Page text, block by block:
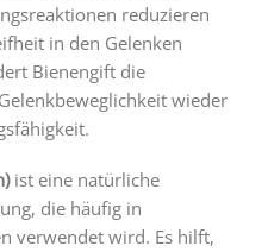
reduzieren
in den Gelenken
Bienengift die
wieder
ist eine natürliche
die häufig in
verwendet wird. Es hilft,